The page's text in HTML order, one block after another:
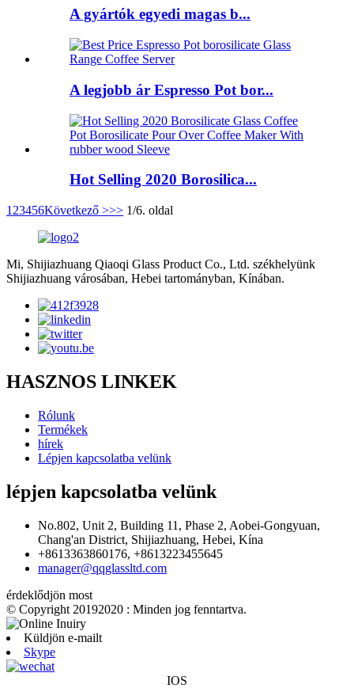
A gyártók egyedi magas b...
A legjobb ár Espresso Pot bor...
Hot Selling 2020 Borosilica...
1 23456Következő >>> 1/6. oldal
Mi, Shijiazhuang Qiaoqi Glass Product Co., Ltd. székhelyünk
Shijiazhuang városában, Hebei tartományban, Kínában.
HASZNOS LINKEK
Rólunk
Termékek
hírek
Lépjen kapcsolatba velünk
lépjen kapcsolatba velünk
No.802, Unit 2, Building 11, Phase 2, Aobei-Gongyuan,
Chang'an District, Shijiazhuang, Hebei, Kína
+8613363860176, +8613223455645
manager@qqglassltd.com
érdeklődjön most
© Copyright 20192020 : Minden jog fenntartva.
Küldjön e-mailt
Skype
IOS